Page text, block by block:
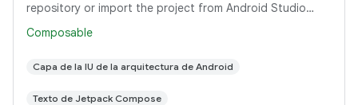
repository or import the project from Android Studio
Composable
Capa de la IU de la arquitectura de Android
Texto de Jetpack Compose